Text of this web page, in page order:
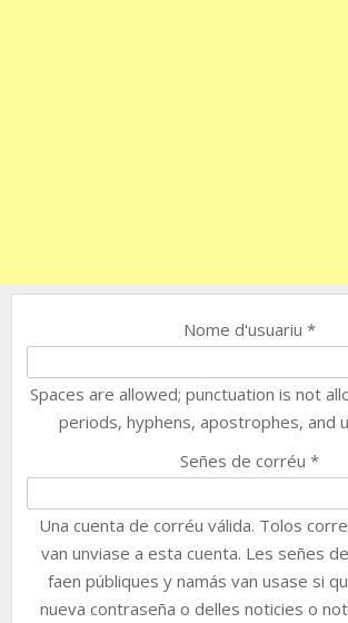
Nome d'usuariu *
Spaces are allowed; punctuation is not
periods, hyphens, apostrophes, and
Señes de corréu *
Una cuenta de corréu válida. Tolos
van unviase a esta cuenta. Les señes
faen públiques y namás van usase si
nueva contraseña o delles noticies o